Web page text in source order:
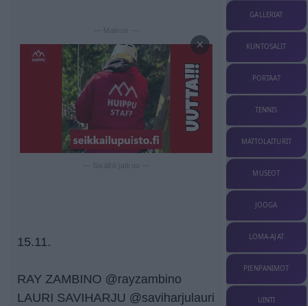
— Mainos —
×
15.11.
RAY ZAMBINO @rayzambino
LAURI SAVIHARJU @saviharjulauri
GALLERIAT
KUNTOSALIT
PORTAAT
TENNIS
MATTOLAITURIT
MUSEOT
JOOGA
LOMA-AJAT
PIENPANIMOT
UINTI